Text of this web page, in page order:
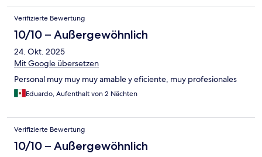
Verifizierte Bewertung
10/10 – Außergewöhnlich
24. Okt. 2025
Mit Google übersetzen
Personal muy muy muy amable y eficiente, muy profesionales
Eduardo, Aufenthalt von 2 Nächten
Verifizierte Bewertung
10/10 – Außergewöhnlich